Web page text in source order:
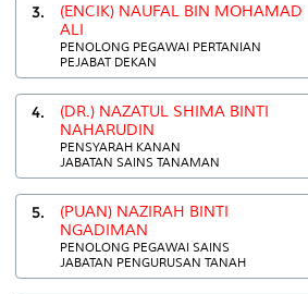
3.
(ENCIK) NAUFAL BIN MOHAMAD
ALI
PENOLONG PEGAWAI PERTANIAN
PEJABAT DEKAN
4.
(DR.) NAZATUL SHIMA BINTI
NAHARUDIN
PENSYARAH KANAN
JABATAN SAINS TANAMAN
5.
(PUAN) NAZIRAH BINTI
NGADIMAN
PENOLONG PEGAWAI SAINS
JABATAN PENGURUSAN TANAH